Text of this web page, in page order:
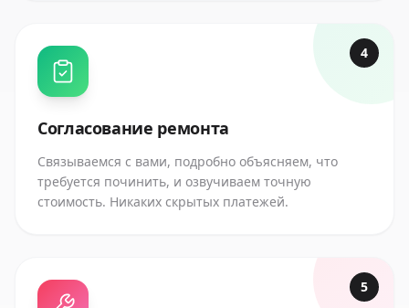
4
Согласование ремонта
Связываемся с вами, подробно объясняем, что
требуется починить, и озвучиваем точную
стоимость. Никаких скрытых платежей.
5